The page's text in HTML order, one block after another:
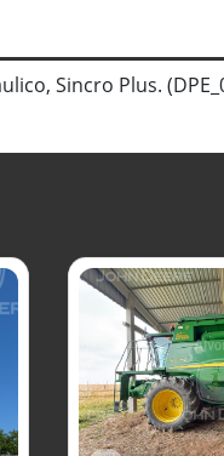
Sincro Plus.